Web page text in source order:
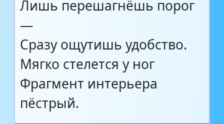
Лишь перешагнёшь порог
—
Сразу ощутишь удобство.
Мягко стелется у ног
Фрагмент интерьера
пёстрый.